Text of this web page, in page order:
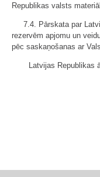
Republikas valsts
7.4. Pārskata par
rezervēm apjomu un
pēc saskaņošanas ar
Latvijas